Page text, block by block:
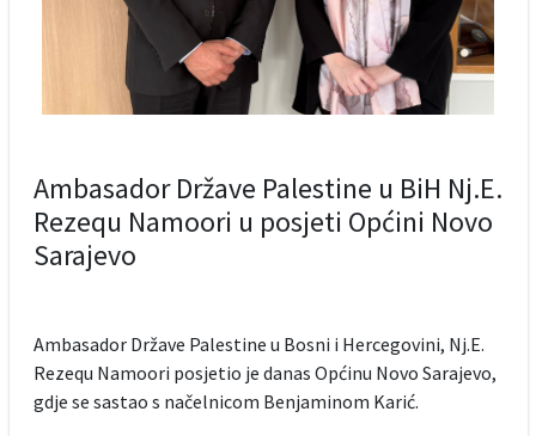
Ambasador Države Palestine u BiH Nj.E.
Rezequ Namoori u posjeti Općini Novo
Sarajevo
Ambasador Države Palestine u Bosni i Hercegovini, Nj.E.
Rezequ Namoori posjetio je danas Općinu Novo Sarajevo,
gdje se sastao s načelnicom Benjaminom Karić.